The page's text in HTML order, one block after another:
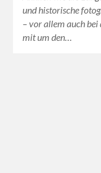
und historische
– vor allem auch bei
mit um den…